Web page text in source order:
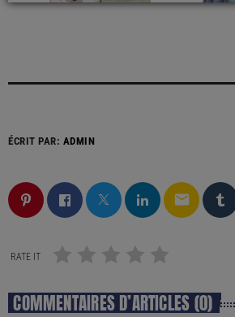
ÉCRIT PAR: ADMIN
email
RATE IT
COMMENTAIRES D’ARTICLES (0)